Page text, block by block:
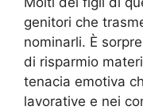
genitori che
nominarli. È
di risparmio
tenacia emotiva
lavorative e nei